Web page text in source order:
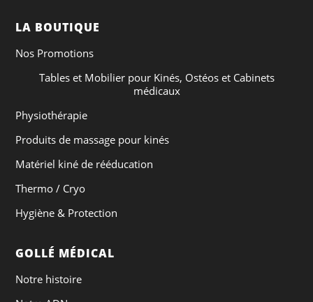
LA BOUTIQUE
Nos Promotions
Tables et Mobilier pour Kinés, Ostéos et Cabinets
médicaux
Physiothérapie
Produits de massage pour kinés
Matériel kiné de rééducation
Thermo / Cryo
Hygiène & Protection
GOLLÉ MÉDICAL
Notre histoire